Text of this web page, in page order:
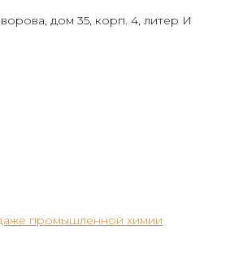
дом 35, корп. 4, литер И
промышленной химии